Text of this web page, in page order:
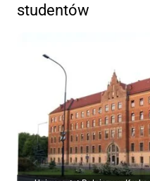
studentów